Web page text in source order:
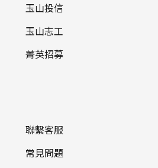
玉山投信
玉山志工
菁英招募
聯繫客服
常見問題